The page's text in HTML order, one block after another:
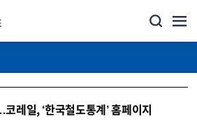
레일, ‘한국철도통계’ 홈페이지